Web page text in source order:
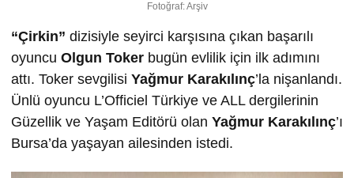
Fotoğraf: Arşiv
“Çirkin” dizisiyle seyirci karşısına çıkan başarılı
oyuncu Olgun Toker bugün evlilik için ilk adımını
attı. Toker sevgilisi Yağmur Karakılınç’la nişanlandı.
Ünlü oyuncu L’Officiel Türkiye ve ALL dergilerinin
Güzellik ve Yaşam Editörü olan Yağmur Karakılınç’ı
Bursa’da yaşayan ailesinden istedi.